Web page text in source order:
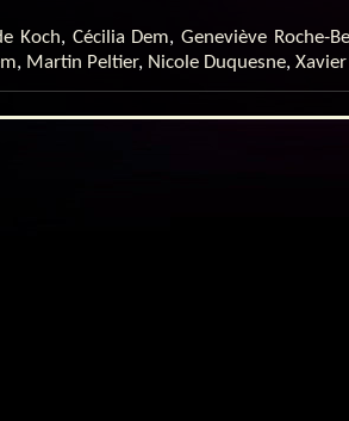
Koch, Cécilia Dem,Geneviève Roche-
, Martin Peltier, Nicole Duquesne,